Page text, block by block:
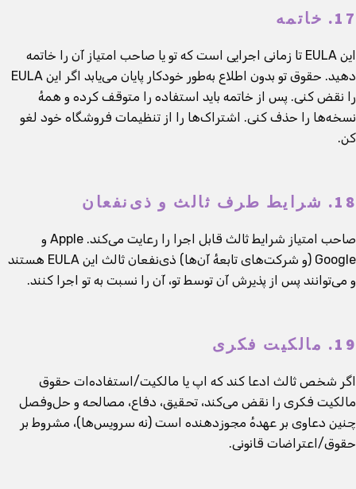
17. خاتمه
این EULA تا زمانی اجرایی است که تو یا صاحب امتیاز آن را خاتمه
دهید. حقوق تو بدون اطلاع به‌طور خودکار پایان می‌یابد اگر این EULA
را نقض کنی. پس از خاتمه باید استفاده را متوقف کرده و همهٔ
نسخه‌ها را حذف کنی. اشتراک‌ها را از تنظیمات فروشگاه خود لغو
کن.
18. شرایط طرف ثالث و ذی‌نفعان
صاحب امتیاز شرایط ثالث قابل اجرا را رعایت می‌کند. Apple و
Google (و شرکت‌های تابعهٔ آن‌ها) ذی‌نفعان ثالث این EULA هستند
و می‌توانند پس از پذیرش آن توسط تو، آن را نسبت به تو اجرا کنند.
19. مالکیت فکری
اگر شخص ثالث ادعا کند که اپ یا مالکیت/استفاده‌ات حقوق
مالکیت فکری را نقض می‌کند، تحقیق، دفاع، مصالحه و حل‌وفصل
چنین دعاوی بر عهدهٔ مجوزدهنده است (نه سرویس‌ها)، مشروط بر
حقوق/اعتراضات قانونی.